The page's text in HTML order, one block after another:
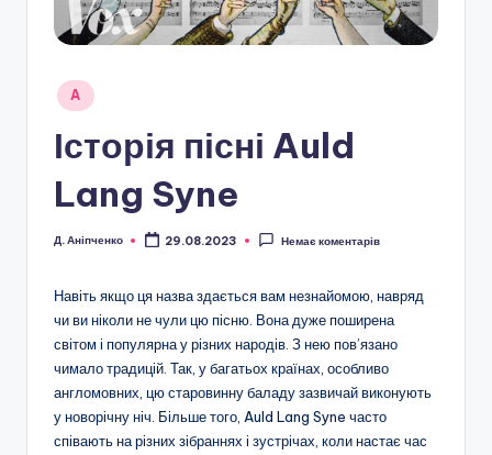
Опубліковано
A
Історія пісні Auld
Lang Syne
Опубліковано
Д. Аніпченко 29.08.2023 Немає коментарів
Навіть якщо ця назва здається вам незнайомою, навряд
чи ви ніколи не чули цю пісню. Вона дуже поширена
світом і популярна у різних народів. З нею пов’язано
чимало традицій. Так, у багатьох країнах, особливо
англомовних, цю старовинну баладу зазвичай виконують
у новорічну ніч. Більше того, Auld Lang Syne часто
співають на різних зібраннях і зустрічах, коли настає час